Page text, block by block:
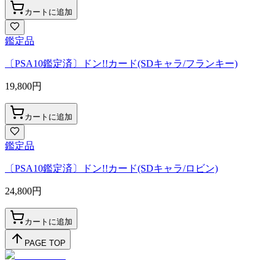
カートに追加
鑑定品
〔PSA10鑑定済〕ドン!!カード(SDキャラ/フランキー)
19,800円
カートに追加
鑑定品
〔PSA10鑑定済〕ドン!!カード(SDキャラ/ロビン)
24,800円
カートに追加
PAGE TOP